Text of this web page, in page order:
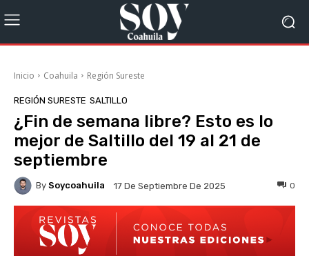
Inicio Coahuila Región Sureste
REGIÓN SURESTE SALTILLO
¿Fin de semana libre? Esto es lo
mejor de Saltillo del 19 al 21 de
septiembre
By Soycoahuila 17 De Septiembre De 2025 0